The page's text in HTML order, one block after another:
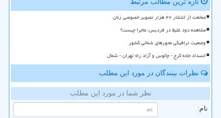
تازه ترین مطالب مرتبط
ممانعت از انتشار ۴۲ هزار تصویر خصوصی زنان
مشاهده دود غلیظ در فردیس، ماجرا چیست؟
وضعیت ترافیکی محورهای شمالی کشور
انسداد جاده کرج - چالوس و آزاد راه تهران - شمال
نظرات بینندگان در مورد این مطلب
نظر شما در مورد این مطلب
نام: